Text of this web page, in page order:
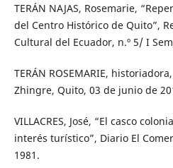
TERÁN NAJAS, Rosemarie,
del Centro Histórico de Quito”,
Cultural del Ecuador, n.º 5/ I
TERÁN ROSEMARIE,
Zhingre, Quito, 03 de junio de
VILLACRES, José, “El casco
interés turístico”, Diario El
1981.